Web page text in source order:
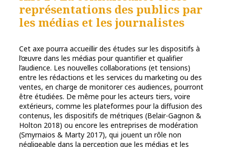
représentations des publics par
les médias et les journalistes
Cet axe pourra accueillir des études sur les dispositifs à
l’œuvre dans les médias pour quantifier et qualifier
l’audience. Les nouvelles collaborations (et tensions)
entre les rédactions et les services du marketing ou des
ventes, en charge de monitorer ces audiences, pourront
être étudiées. De même pour les acteurs tiers, voire
extérieurs, comme les plateformes pour la diffusion des
contenus, les dispositifs de métriques (Belair-Gagnon &
Holton 2018) ou encore les entreprises de modération
(Smyrnaios & Marty 2017), qui jouent un rôle non
négligeable dans la perception que les médias et les